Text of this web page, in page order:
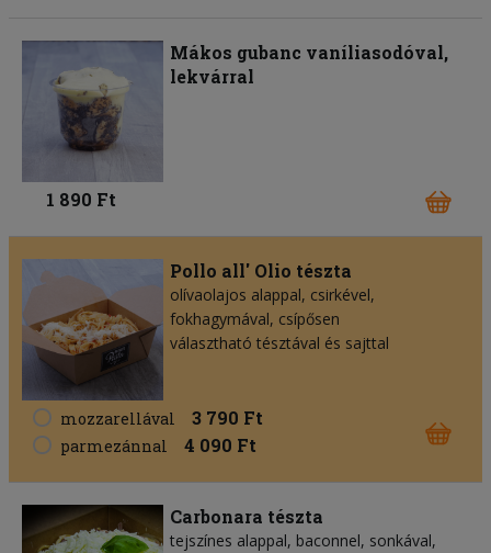
Mákos gubanc vaníliasodóval,
lekvárral
1 890 Ft
Pollo all' Olio tészta
olívaolajos alappal, csirkével,
fokhagymával, csípősen
választható tésztával és sajttal
mozzarellával 3 790 Ft
parmezánnal 4 090 Ft
Carbonara tészta
tejszínes alappal, baconnel, sonkával,